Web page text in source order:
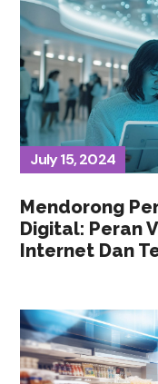
July 15, 2024
Mendorong
Digital: Peran
Internet Dan